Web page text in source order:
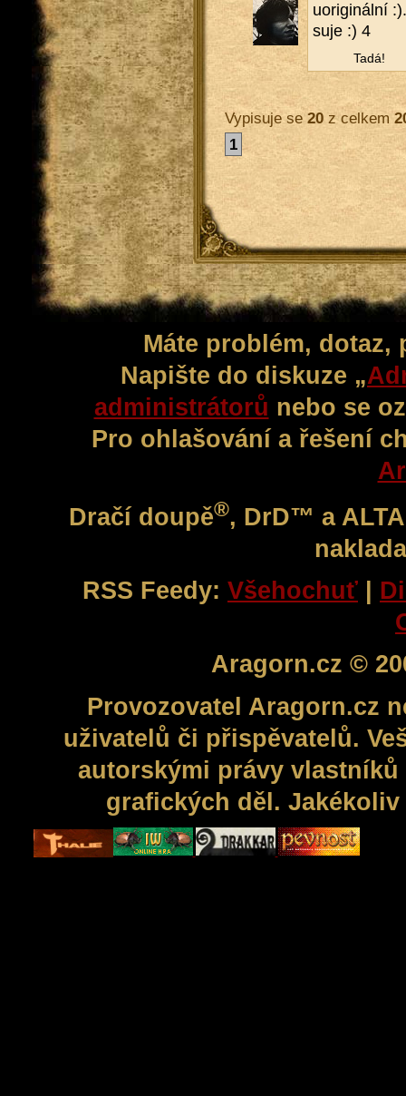
uo­ri­gi­nál­ní
su­je :) 4
Tadá!
Vypisuje se 20z celkem
1
Máte problém,
Napište do diskuze „
administrátorů nebo se
Pro ohlašování a řešení
Dračí doupě®, DrD™ a
RSS Feedy: Všehochuť |
Aragorn.cz ©
Provozovatel Aragorn.cz
uživatelů či přispěvatelů.
autorskými právy
grafických děl.